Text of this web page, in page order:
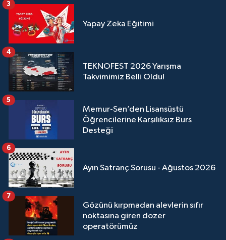
Yapay Zeka Eğitimi
3
TEKNOFEST 2026 Yarışma
Takvimimiz Belli Oldu!
4
Memur-Sen’den Lisansüstü
Öğrencilerine Karşılıksız Burs
Desteği
5
Ayın Satranç Sorusu - Ağustos 2026
6
Gözünü kırpmadan alevlerin sıfır
noktasına giren dozer
operatörümüz
7